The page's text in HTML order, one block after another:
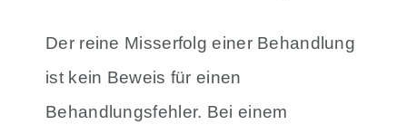
Der reine Misserfolg einer Behandlung
ist kein Beweis für einen
Behandlungsfehler. Bei einem